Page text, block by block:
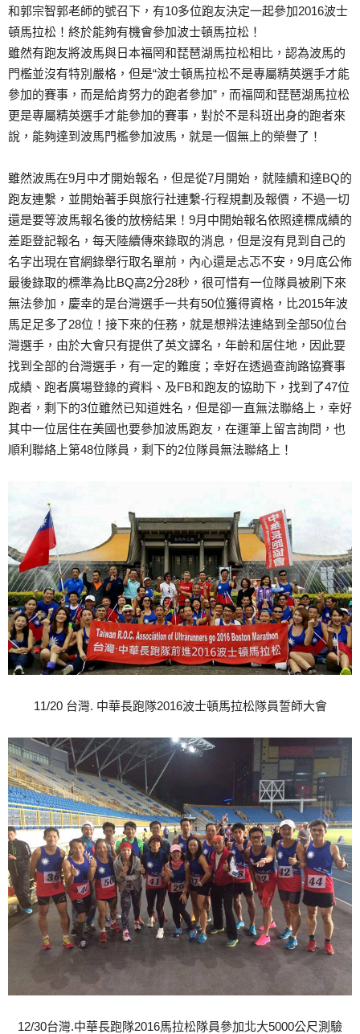
和郭宗智郭老師的號召下，有10多位跑友決定一起參加2016波士
頓馬拉松！終於能夠有機會參加波士頓馬拉松！
雖然有跑友將波馬與日本福罔和琵琶湖馬拉松相比，認為波馬的
門檻並沒有特別嚴格，但是“波士頓馬拉松不是專屬精英選手才能
參加的賽事，而是給肯努力的跑者參加”，而福岡和琵琶湖馬拉松
更是專屬精英選手才能參加的賽事，對於不是科班出身的跑者來
說，能夠達到波馬門檻參加波馬，就是一個無上的榮譽了！
雖然波馬在9月中才開始報名，但是從7月開始，就陸續和達BQ的
跑友連繫，並開始著手與旅行社連繫-行程規劃及報價，不過一切
還是要等波馬報名後的放榜結果！9月中開始報名依照達標成績的
差距登記報名，每天陸續傳來錄取的消息，但是沒有見到自己的
名字出現在官網錄舉行取名單前，內心還是忐忑不安，9月底公佈
最後錄取的標準為比BQ高2分28秒，很可惜有一位隊員被刷下來
無法參加，慶幸的是台灣選手一共有50位獲得資格，比2015年波
馬足足多了28位！接下來的任務，就是想辨法連絡到全部50位台
灣選手，由於大會只有提供了英文譯名，年齡和居住地，因此要
找到全部的台灣選手，有一定的難度；幸好在透過查詢路協賽事
成績、跑者廣場登錄的資料、及FB和跑友的協助下，找到了47位
跑者，剩下的3位雖然已知道姓名，但是卻一直無法聯絡上，幸好
其中一位居住在美國也要參加波馬跑友，在運筆上留言詢問，也
順利聯絡上第48位隊員，剩下的2位隊員無法聯絡上！
11/20 台灣. 中華長跑隊2016波士頓馬拉松隊員誓師大會
12/30台灣.中華長跑隊2016馬拉松隊員參加北大5000公尺測驗